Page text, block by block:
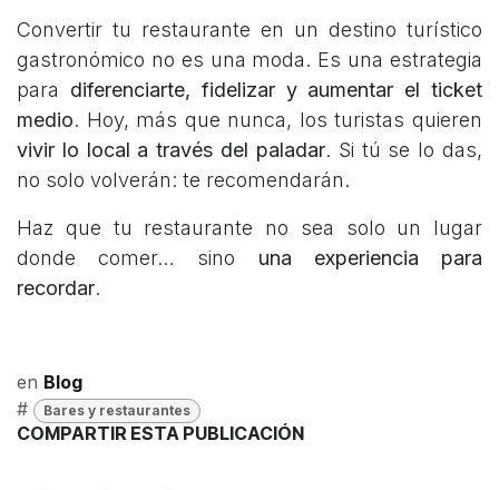
Convertir tu restaurante en un destino turístico
gastronómico no es una moda. Es una estrategia
para diferenciarte, fidelizar y aumentar el ticket
medio. Hoy, más que nunca, los turistas quieren
vivir lo local a través del paladar. Si tú se lo das,
no solo volverán: te recomendarán.
Haz que tu restaurante no sea solo un lugar
donde comer… sino una experiencia para
recordar.
en Blog
#
Bares y restaurantes
COMPARTIR ESTA PUBLICACIÓN